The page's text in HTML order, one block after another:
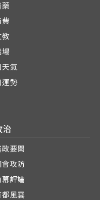
藥
費
教
場
天氣
運勢
治
政要聞
會攻防
幕評論
都風雲